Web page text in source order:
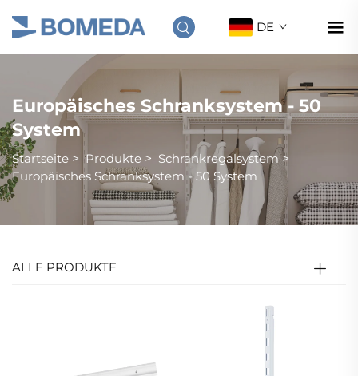
DE
Europäisches Schranksystem - 50
System
Startseite >Produkte > Schrankregalsystem>
Europäisches Schranksystem - 50 System
ALLE PRODUKTE